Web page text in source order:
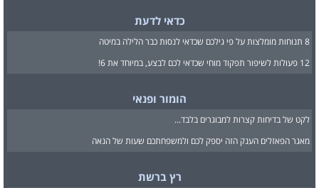
כדאי לדעת
8 תנוחות מומלצות על פי גילכם שכדאי לנסות כבר הלילה במיטה
12 פעולות לשיפור תפקוד מוחי שכדאי לכם לבצע, במיוחד את 6!
הומור ופנאי
לקט של בדיחות קצרות למבוגרים בלבד...
מאגר הפאזלים הענק הזה יספק לכם ולמשפחתכם שעות של הנאה
רץ ברשת